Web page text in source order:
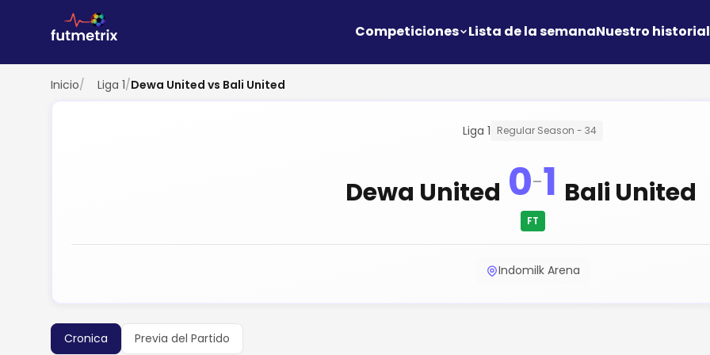
Competiciones Lista de la semanaNuestro historial
Inicio/ Liga 1/Dewa United vs Bali United
Liga 1 Regular Season - 34
Dewa United 0-1
FT
Bali United
Indomilk Arena
Cronica Previa del Partido